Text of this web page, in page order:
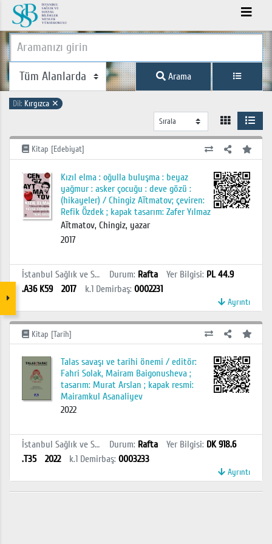
Arama
Dil: Kırgızca ✕
Kitap [Edebiyat]
Kızıl elma : oğulla buluşma : beyaz
yağmur : asker çocuğu : deve gözü :
(hikayeler) / Chingiz Aĭtmatov; çeviren:
Refik Özdek ; kapak tasarım: Zafer Yılmaz
Aĭtmatov, Chingiz, yazar
2017
İstanbul Sağlık ve Sosyal Bilimler MYO Kütüphanesi Durum: Rafta Yer Bilgisi: PL 44.9
.A36 K59
2017 k.1 Demirbaş: 0002231
Ayrıntı
Kitap [Tarih]
Talas savaşı ve tarihi önemi / editör:
Fahri Solak, Mairam Baigonusheva ;
tasarım: Murat Arslan ; kapak resmi:
Mairamkul Asanaliyev
2022
İstanbul Sağlık ve Sosyal Bilimler MYO Kütüphanesi Durum: Rafta Yer Bilgisi: DK 918.6
.T35
2022 k.1 Demirbaş: 0003233
Ayrıntı